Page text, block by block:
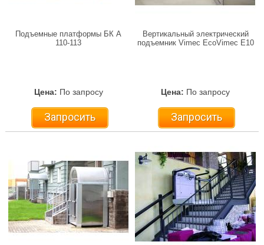
Подъемные платформы БК А
110-113
Цена: По запросу
Запросить
Вертикальный электрический
подъемник Vimec EcoVimec E10
Цена: По запросу
Запросить